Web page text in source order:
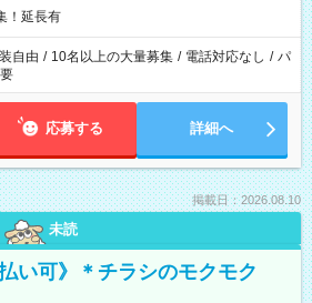
！延長有
自由 / 10名以上の大量募集 / 電話対応なし / パ
応募する 詳細へ
掲載日：2026.08.10
未読
い可》＊チラシのモクモク